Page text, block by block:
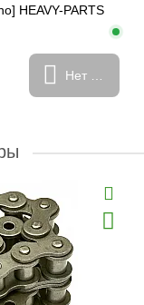
HEAVY-PARTS
Нет в наличии